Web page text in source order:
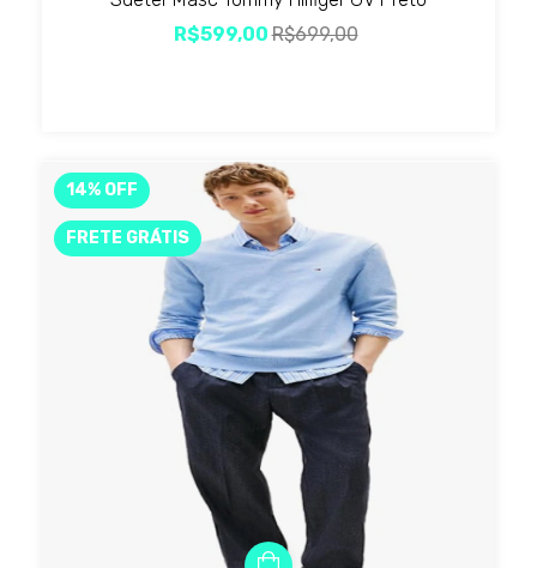
R$599,00R$699,00
14% OFF
FRETE GRÁTIS